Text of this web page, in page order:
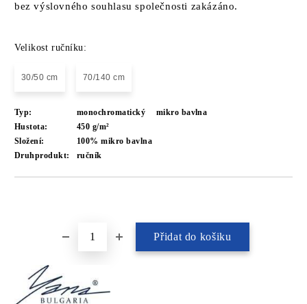
bez výslovného souhlasu společnosti zakázáno.
Velikost ručníku:
30/50 cm 70/140 cm
Typ: monochromatický
mikro bavlna
Hustota:
450 g/m²
Složení:
100% mikro bavlna
Druhprodukt:
ručník